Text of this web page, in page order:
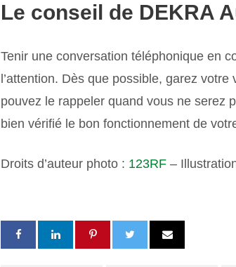
Le conseil de DEKRA
Tenir une conversation téléphonique en
l’attention. Dès que possible, garez
pouvez le rappeler quand vous ne serez
bien vérifié le bon fonctionnement de
Droits d’auteur photo : 123RF –